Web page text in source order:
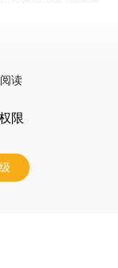
读
限